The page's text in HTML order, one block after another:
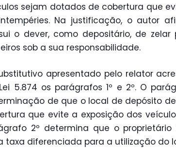
sejam dotados de cobertura que
Na justificação, o autor
o dever, como depositário, de
sob a sua responsabilidade.
apresentado pelo relator
5.874 os parágrafos 1º e 2º. O
de que o local de depósito
que evite a exposição dos
2º determina que o
taxa diferenciada para a utilização do